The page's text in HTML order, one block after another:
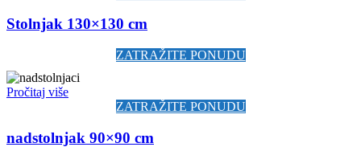
Stolnjak 130×130 cm
ZATRAŽITE PONUDU
Pročitaj više
ZATRAŽITE PONUDU
nadstolnjak 90×90 cm